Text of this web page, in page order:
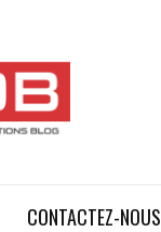
CONTACTEZ-NOUS